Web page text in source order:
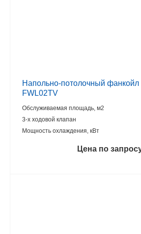
Напольно-потолочный фанкойл
FWL02TV
Обслуживаемая площадь, м2
3-х ходовой клапан
Мощность охлаждения, кВт
Цена по